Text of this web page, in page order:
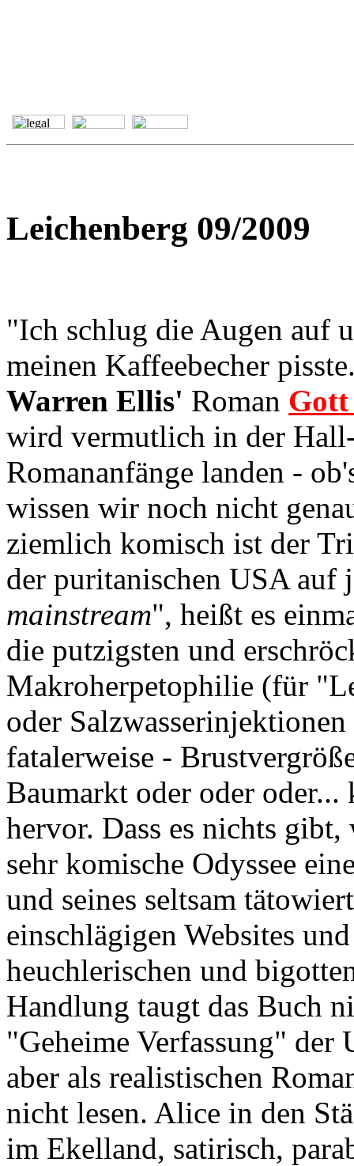
Leichenberg 09/2009
"Ich schlug die Augen auf
meinen Kaffeebecher
Warren Ellis' Roman Gott
wird vermutlich in der
Romananfänge landen -
wissen wir noch nicht
ziemlich komisch ist der
der puritanischen USA auf
mainstream", heißt es
die putzigsten und
Makroherpetophilie (für
oder
fatalerweise -
Baumarkt oder oder
hervor. Dass es nichts
sehr komische Odyssee
und seines seltsam
einschlägigen Websites
heuchlerischen und
Handlung taugt das Buch
"Geheime Verfassung"
aber als realistischen
nicht lesen. Alice in den
im Ekelland, satirisch,